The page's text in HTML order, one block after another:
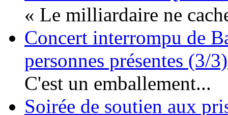
« Le milliardaire ne
Concert interrompu de
personnes présentes (3/
C'est un emballement...
Soirée de soutien aux